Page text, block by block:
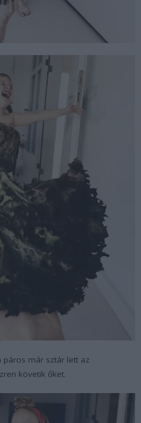
páros már sztár lett az
követik őket.